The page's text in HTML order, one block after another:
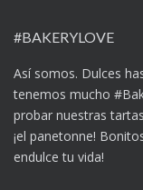
#BAKERYLOVE
Así somos. Dulces
tenemos mucho
probar nuestras
¡el panetonne!
endulce tu vida!